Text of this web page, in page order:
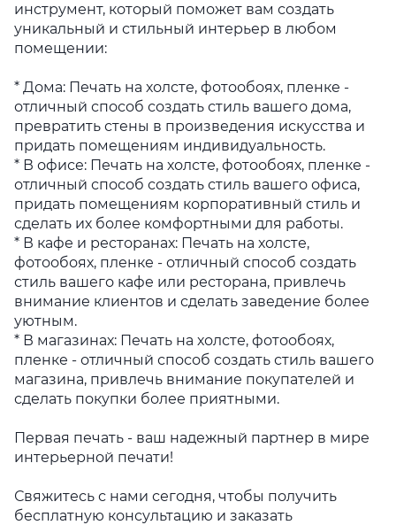
инструмент, который поможет вам создать
уникальный и стильный интерьер в любом
помещении:
* Дома: Печать на холсте, фотообоях, пленке -
отличный способ создать стиль вашего дома,
превратить стены в произведения искусства и
придать помещениям индивидуальность.
* В офисе: Печать на холсте, фотообоях, пленке -
отличный способ создать стиль вашего офиса,
придать помещениям корпоративный стиль и
сделать их более комфортными для работы.
* В кафе и ресторанах: Печать на холсте,
фотообоях, пленке - отличный способ создать
стиль вашего кафе или ресторана, привлечь
внимание клиентов и сделать заведение более
уютным.
* В магазинах: Печать на холсте, фотообоях,
пленке - отличный способ создать стиль вашего
магазина, привлечь внимание покупателей и
сделать покупки более приятными.
Первая печать - ваш надежный партнер в мире
интерьерной печати!
Свяжитесь с нами сегодня, чтобы получить
бесплатную консультацию и заказать